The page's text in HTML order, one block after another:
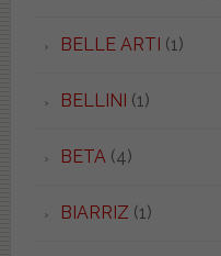
BELLE ARTI (1)
BELLINI (1)
BETA (4)
BIARRIZ (1)